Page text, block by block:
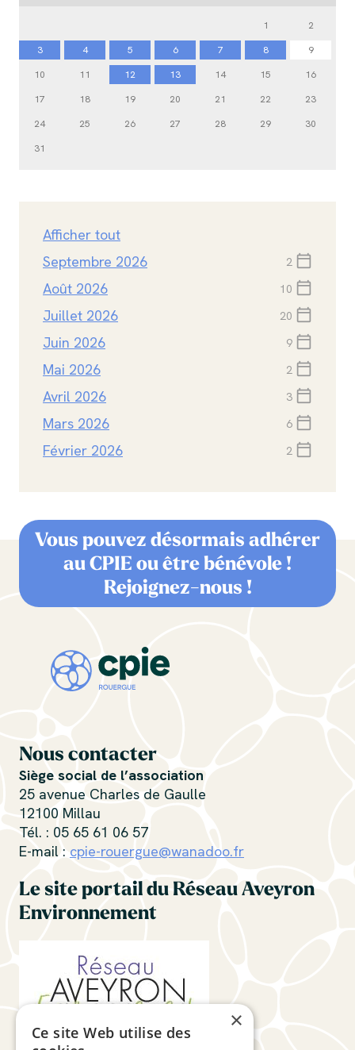
1
2
3
4 5 6 7 8
9
10
11 12 13 14 15
16
17
18 19 20 21 22
23
24
25 26 27 28 29
30
31
Afficher tout
Septembre 2026
2 calendar_today
Août 2026 10 calendar_today
Juillet 2026 20 calendar_today
Juin 2026 9 calendar_today
Mai 2026 2 calendar_today
Avril 2026 3 calendar_today
Mars 2026 6 calendar_today
Février 2026 2 calendar_today
Vous pouvez désormais adhérer
au CPIE ou être bénévole !
Rejoignez-nous !
Nous contacter
Siège social de l’association
25 avenue Charles de Gaulle
12100 Millau
Tél. : 05 65 61 06 57
E-mail : cpie-rouergue@wanadoo.fr
Le site portail du Réseau Aveyron
Environnement
×
Ce site Web utilise des